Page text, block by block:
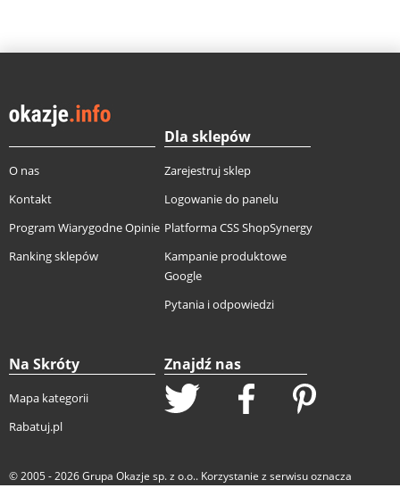
O nas
Kontakt
Program Wiarygodne Opinie
Ranking sklepów
Dla sklepów
Zarejestruj sklep
Logowanie do panelu
Platforma CSS ShopSynergy
Kampanie produktowe
Google
Pytania i odpowiedzi
Na Skróty
Mapa kategorii
Rabatuj.pl
Znajdź nas
© 2005 - 2026Grupa Okazje sp. z o.o.. Korzystanie z serwisu oznacza